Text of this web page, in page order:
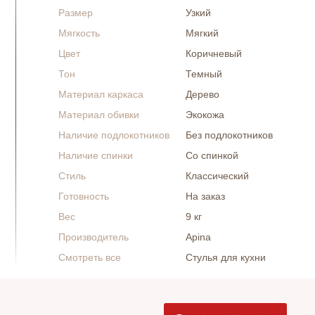
Размер
Узкий
Мягкость
Мягкий
Цвет
Коричневый
Тон
Темный
Материал каркаса
Дерево
Материал обивки
Экокожа
Наличие подлокотников
Без подлокотников
Наличие спинки
Со спинкой
Стиль
Классический
Готовность
На заказ
Вес
9 кг
Производитель
Apina
Смотреть все
Стулья для кухни